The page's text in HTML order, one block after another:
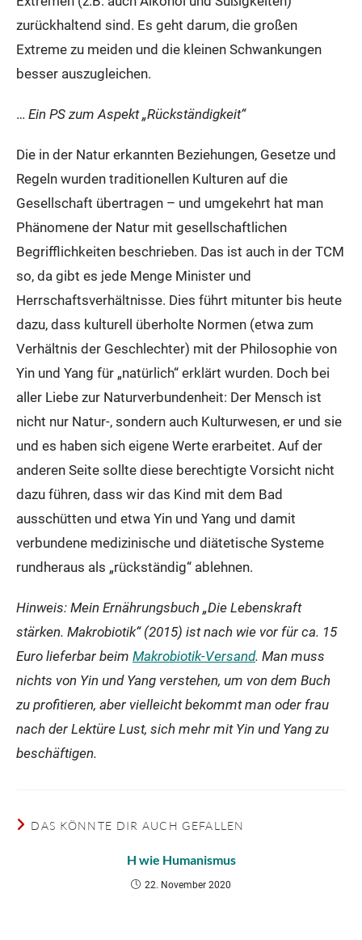
zurückhaltend sind. Es geht darum, die großen
Extreme zu meiden und die kleinen Schwankungen
besser auszugleichen.
… Ein PS zum Aspekt „Rückständigkeit“
Die in der Natur erkannten Beziehungen, Gesetze und
Regeln wurden traditionellen Kulturen auf die
Gesellschaft übertragen – und umgekehrt hat man
Phänomene der Natur mit gesellschaftlichen
Begrifflichkeiten beschrieben. Das ist auch in der TCM
so, da gibt es jede Menge Minister und
Herrschaftsverhältnisse. Dies führt mitunter bis heute
dazu, dass kulturell überholte Normen (etwa zum
Verhältnis der Geschlechter) mit der Philosophie von
Yin und Yang für „natürlich“ erklärt wurden. Doch bei
aller Liebe zur Naturverbundenheit: Der Mensch ist
nicht nur Natur-, sondern auch Kulturwesen, er und sie
und es haben sich eigene Werte erarbeitet. Auf der
anderen Seite sollte diese berechtigte Vorsicht nicht
dazu führen, dass wir das Kind mit dem Bad
ausschütten und etwa Yin und Yang und damit
verbundene medizinische und diätetische Systeme
rundheraus als „rückständig“ ablehnen.
Hinweis: Mein Ernährungsbuch „Die Lebenskraft
stärken. Makrobiotik“ (2015) ist nach wie vor für ca. 15
Euro lieferbar beim Makrobiotik-Versand. Man muss
nichts von Yin und Yang verstehen, um von dem Buch
zu profitieren, aber vielleicht bekommt man oder frau
nach der Lektüre Lust, sich mehr mit Yin und Yang zu
beschäftigen.
DAS KÖNNTE DIR AUCH GEFALLEN
H wie Humanismus
22. November 2020